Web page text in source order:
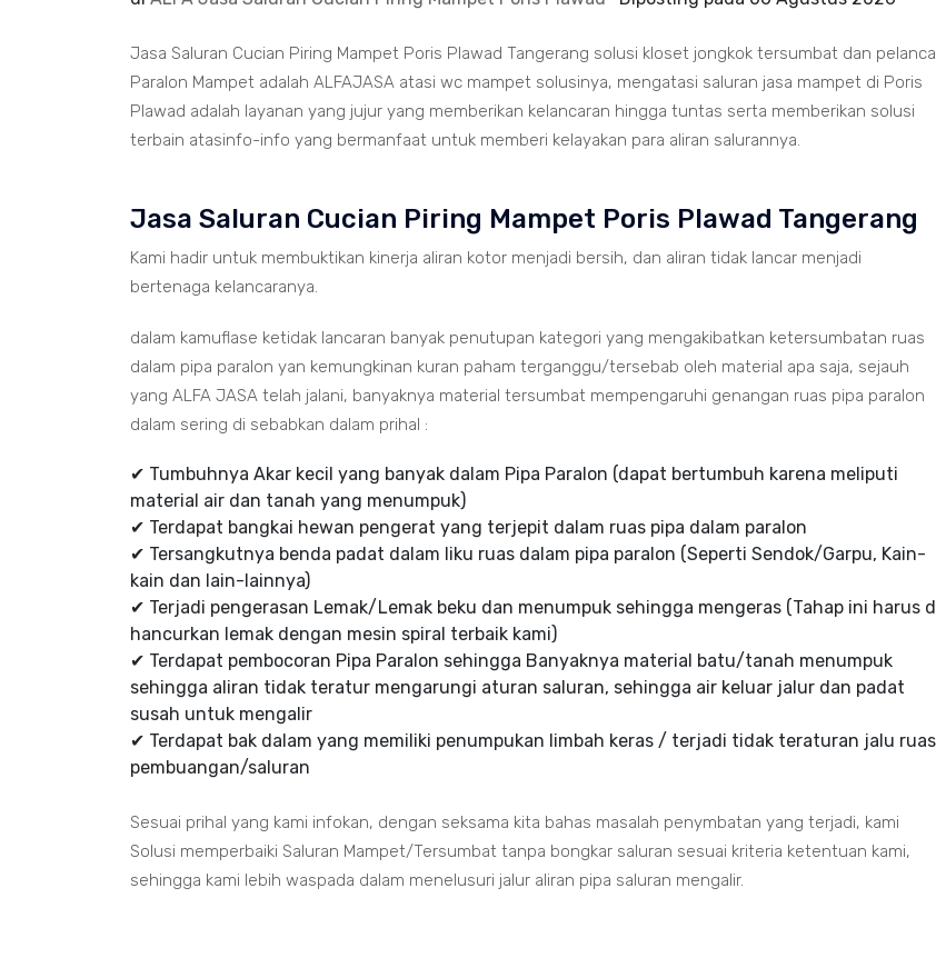
Jasa Saluran Cucian Piring Mampet Poris Plawad Tangerang solusi kloset jongkok tersumbat dan
Paralon Mampet adalah ALFAJASA atasi wc mampet solusinya, mengatasi saluran jasa mampet di Poris
Plawad adalah layanan yang jujur yang memberikan kelancaran hingga tuntas serta memberikan solusi
terbain atasinfo-info yang bermanfaat untuk memberi kelayakan para aliran salurannya.
Jasa Saluran Cucian Piring Mampet Poris Plawad Tangerang
Kami hadir untuk membuktikan kinerja aliran kotor menjadi bersih, dan aliran tidak lancar menjadi
bertenaga kelancaranya.
dalam kamuflase ketidak lancaran banyak penutupan kategori yang mengakibatkan ketersumbatan ruas
dalam pipa paralon yan kemungkinan kuran paham terganggu/tersebab oleh material apa saja, sejauh
yang ALFA JASA telah jalani, banyaknya material tersumbat mempengaruhi genangan ruas pipa paralon
dalam sering di sebabkan dalam prihal :
✔ Tumbuhnya Akar kecil yang banyak dalam Pipa Paralon (dapat bertumbuh karena meliputi
material air dan tanah yang menumpuk)
✔ Terdapat bangkai hewan pengerat yang terjepit dalam ruas pipa dalam paralon
✔ Tersangkutnya benda padat dalam liku ruas dalam pipa paralon (Seperti Sendok/Garpu, Kain-
kain dan lain-lainnya)
✔ Terjadi pengerasan Lemak/Lemak beku dan menumpuk sehingga mengeras (Tahap ini harus
hancurkan lemak dengan mesin spiral terbaik kami)
✔ Terdapat pembocoran Pipa Paralon sehingga Banyaknya material batu/tanah menumpuk
sehingga aliran tidak teratur mengarungi aturan saluran, sehingga air keluar jalur dan padat
susah untuk mengalir
✔ Terdapat bak dalam yang memiliki penumpukan limbah keras / terjadi tidak teraturan jalu ruas
pembuangan/saluran
Sesuai prihal yang kami infokan, dengan seksama kita bahas masalah penymbatan yang terjadi, kami
Solusi memperbaiki Saluran Mampet/Tersumbat tanpa bongkar saluran sesuai kriteria ketentuan kami,
sehingga kami lebih waspada dalam menelusuri jalur aliran pipa saluran mengalir.